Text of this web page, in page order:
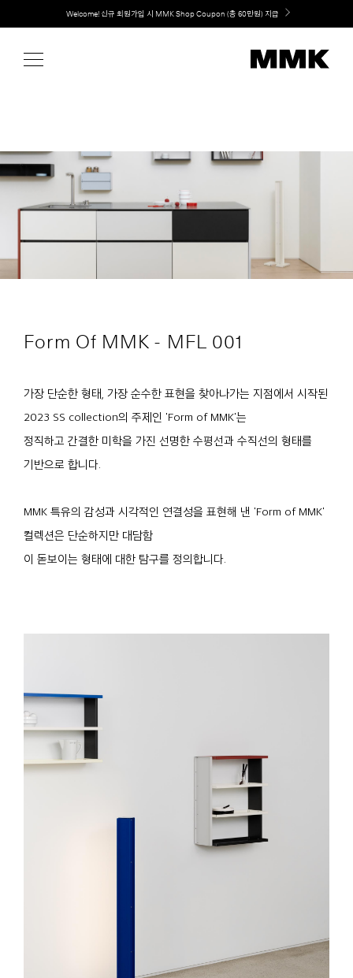
content
Welcome! 신규 회원가입 시 MMK Shop Coupon (총 60만원) 지급
Form Of MMK - MFL 001
가장 단순한 형태, 가장 순수한 표현을 찾아나가는 지점에서 시작된
2023 SS collection의 주제인 'Form of MMK'는
정직하고 간결한 미학을 가진 선명한 수평선과 수직선의 형태를
기반으로 합니다.
MMK 특유의 감성과 시각적인 연결성을 표현해 낸 'Form of MMK'
컬렉션은 단순하지만 대담함
이 돋보이는 형태에 대한 탐구를 정의합니다.